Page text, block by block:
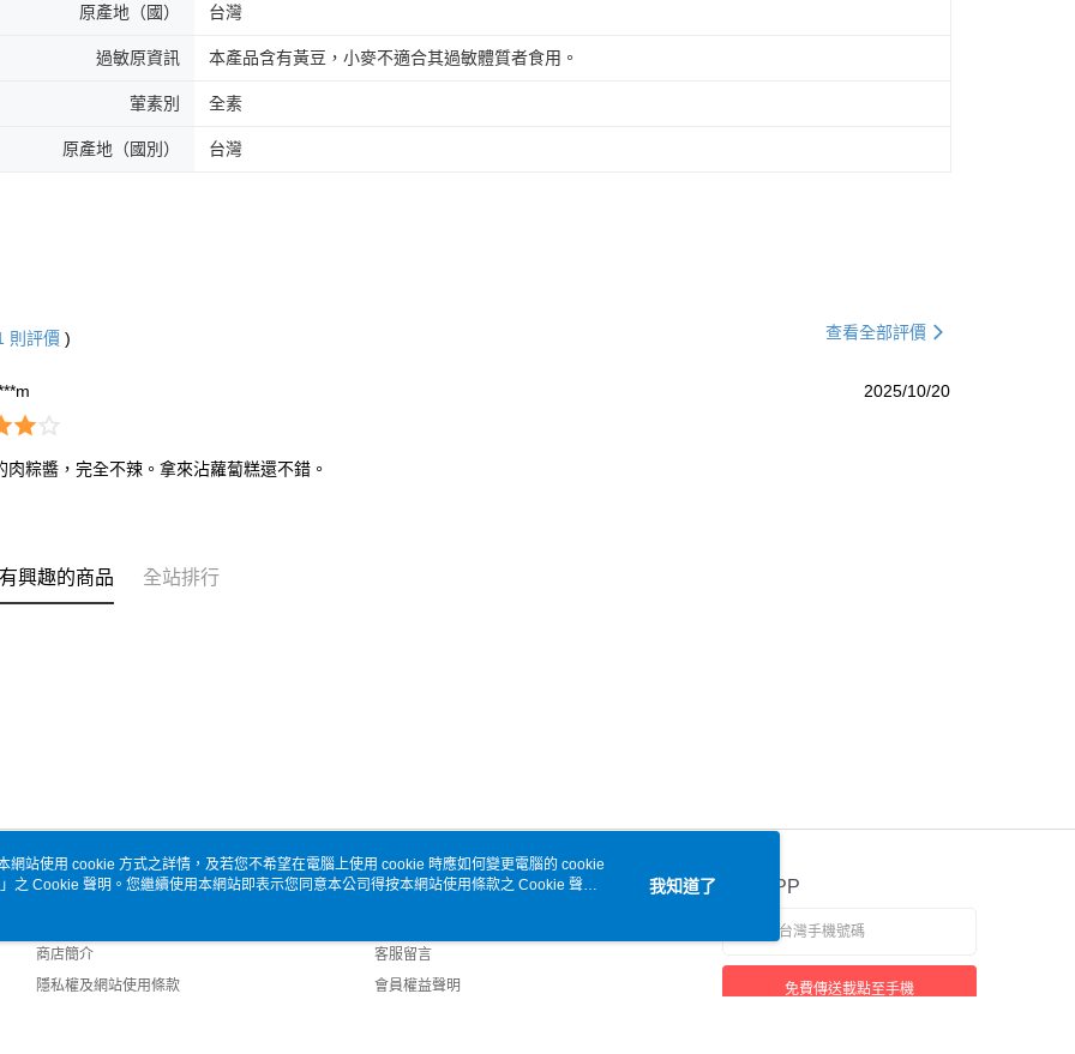
原產地（國） 台灣
過敏原資訊 本產品含有黃豆，小麥不適合其過敏體質者食用。
葷素別 全素
原產地（國別） 台灣
則評價 ) 查看全部評價
2025/10/20
肉粽醬，完全不辣。拿來沾蘿蔔糕還不錯。
興趣的商品 全站排行
關於我們
商店簡介
隱私權及網站使用條款
客服資訊
客服留言
會員權益聲明
官方APP
免費傳送載點至手機
網站使用 cookie 方式之詳情，及若您不希望在電腦上使用 cookie 時應如何變更電腦的 cookie
」之 Cookie 聲明。您繼續使用本網站即表示您同意本公司得按本網站使用條款之 Cookie 聲明
我知道了